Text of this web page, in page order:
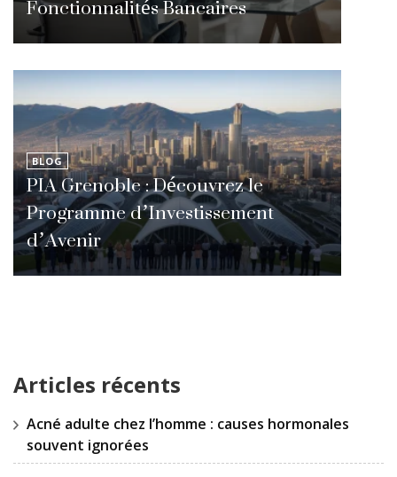
BLOG
PIA Grenoble : Découvrez le
Programme d’Investissement
d’Avenir
Articles récents
Acné adulte chez l’homme : causes hormonales
souvent ignorées